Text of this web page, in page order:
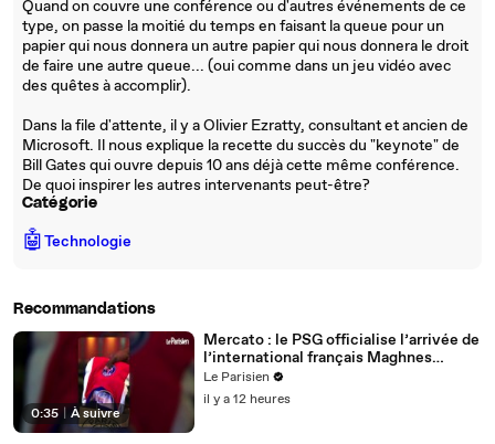
Quand on couvre une conférence ou d'autres événements de ce
type, on passe la moitié du temps en faisant la queue pour un
papier qui nous donnera un autre papier qui nous donnera le droit
de faire une autre queue... (oui comme dans un jeu vidéo avec
des quêtes à accomplir).
Dans la file d'attente, il y a Olivier Ezratty, consultant et ancien de
Microsoft. Il nous explique la recette du succès du "keynote" de
Bill Gates qui ouvre depuis 10 ans déjà cette même conférence.
De quoi inspirer les autres intervenants peut-être?
Catégorie
🤖Technologie
Recommandations
0:35 À suivre
Mercato : le PSG officialise l’arrivée de
l’international français Maghnes
Akliouche
Le Parisien
il y a 12 heures